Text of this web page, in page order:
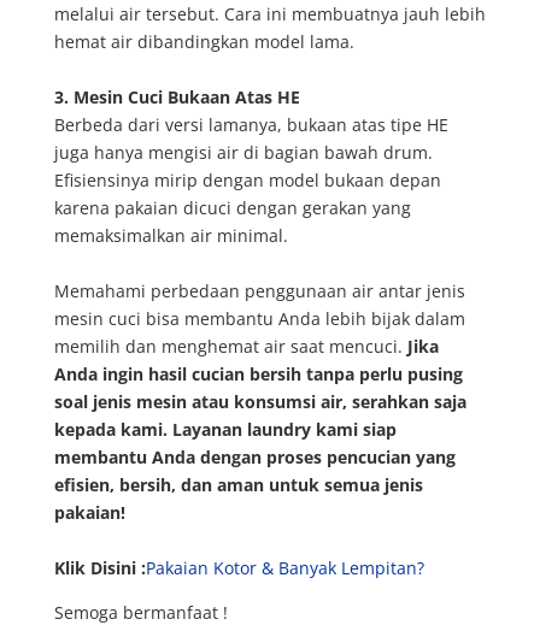
melalui air tersebut. Cara ini membuatnya jauh lebih
hemat air dibandingkan model lama.
3. Mesin Cuci Bukaan Atas HE
Berbeda dari versi lamanya, bukaan atas tipe HE
juga hanya mengisi air di bagian bawah drum.
Efisiensinya mirip dengan model bukaan depan
karena pakaian dicuci dengan gerakan yang
memaksimalkan air minimal.
Memahami perbedaan penggunaan air antar jenis
mesin cuci bisa membantu Anda lebih bijak dalam
memilih dan menghemat air saat mencuci. Jika
Anda ingin hasil cucian bersih tanpa perlu pusing
soal jenis mesin atau konsumsi air, serahkan saja
kepada kami. Layanan laundry kami siap
membantu Anda dengan proses pencucian yang
efisien, bersih, dan aman untuk semua jenis
pakaian!
Klik Disini :Pakaian Kotor & Banyak Lempitan?
Semoga bermanfaat !